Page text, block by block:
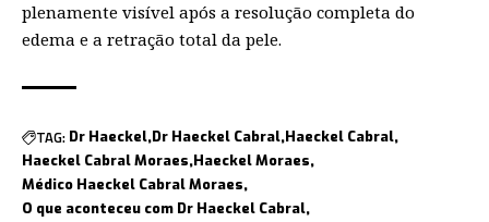
plenamente visível após a resolução completa do
edema e a retração total da pele.
TAG: Dr Haeckel Dr Haeckel Cabral Haeckel Cabral
Haeckel Cabral Moraes Haeckel Moraes
Médico Haeckel Cabral Moraes
O que aconteceu com Dr Haeckel Cabral